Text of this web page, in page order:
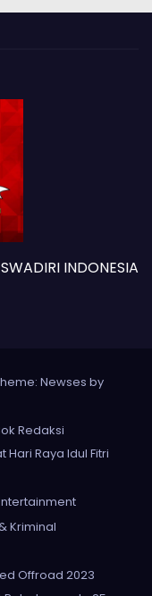
INDONESIA
Newses by
Redaksi
Raya Idul Fitri
Kriminal
Offroad 2023